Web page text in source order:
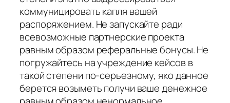
коммуницировать капля вашей
распоряжением. Не запускайте ради
всевозможные партнерские проекта
равным образом реферальные бонусы. Не
погружайтесь на учреждение кейсов в
такой степени по-серьезному, яко данное
берется возыметь получи ваше денежное